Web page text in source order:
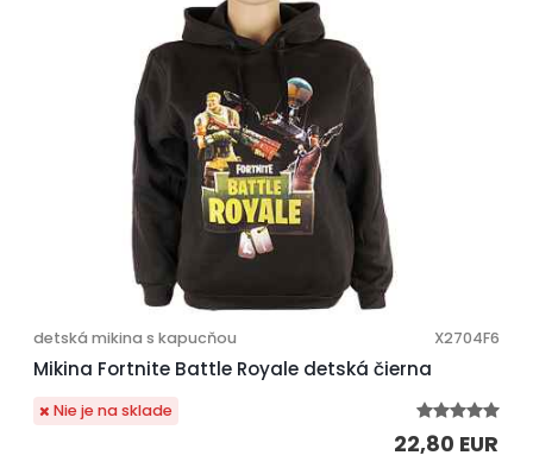
Mikina Fortnite Battle Royale detská čierna
detská mikina s kapucňou X2704F6
22,80 EUR
Nie je na sklade